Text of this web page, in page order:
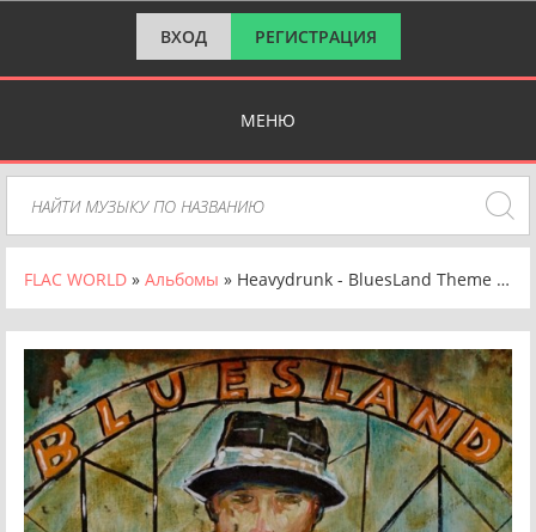
ВХОД РЕГИСТРАЦИЯ
МЕНЮ
FLAC WORLD » Альбомы » Heavydrunk - BluesLand Theme Park (2025) FLAC